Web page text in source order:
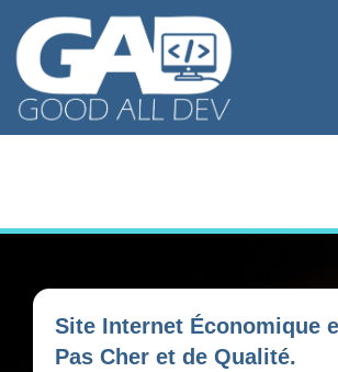
Site Internet Économique
Pas Cher et de Qualité.